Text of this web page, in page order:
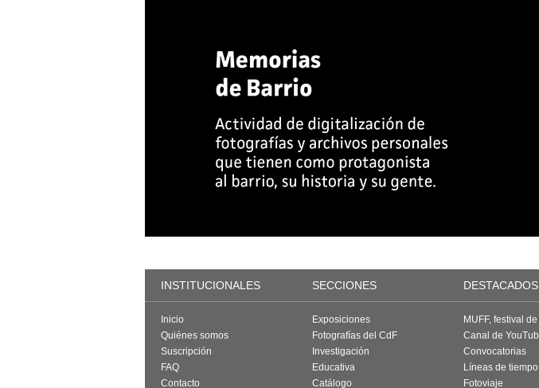
INSTITUCIONALES SECCIONES DESTACADOS
Inicio
Quiénes somos
Suscripción
FAQ
Contacto
Exposiciones
Fotografías del CdF
Investigación
Educativa
Catálogo
MUFF, festival
Canal de
Convocatorias
Líneas de tiempo
Fotoviaje